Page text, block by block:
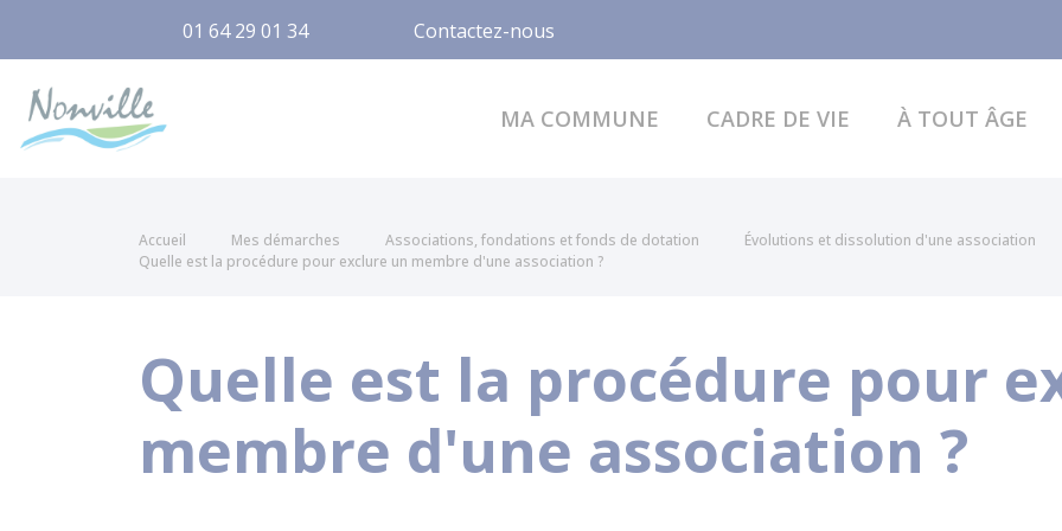
01 64 29 01 34 Contactez-nous
MA COMMUNE CADRE DE VIE À TOUT ÂGE
Accueil Mes démarches Associations, fondations et fonds de dotation
Évolutions et dissolution d'une association
Quelle est la procédure pour exclure un membre d'une association ?
Quelle est la procédure pour
membre d'une association ?